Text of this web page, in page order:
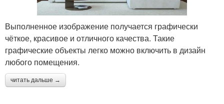
Выполненное изображение получается графически
чёткое, красивое и отличного качества. Такие
графические объекты легко можно включить в дизайн
любого помещения.
читать дальше →